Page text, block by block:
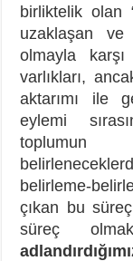
birliktelik olan
uzaklaşan
olmayla
varlıkları,
aktarımı ile
eylemi
toplumun
belirleme-
çıkan bu
süreç